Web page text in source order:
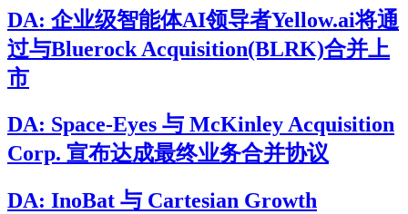
DA: 企业级智能体AI领导者Yellow.ai将通
过与Bluerock Acquisition(BLRK)合并上
市
DA: Space-Eyes 与 McKinley Acquisition
Corp. 宣布达成最终业务合并协议
DA: InoBat 与 Cartesian Growth